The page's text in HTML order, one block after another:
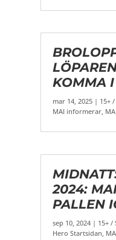
KOMMA
mar 14, 2025 | 15+
MAI informerar,
2024:
PALLEN
sep 10, 2024 | 15+ /
Hero Startsidan